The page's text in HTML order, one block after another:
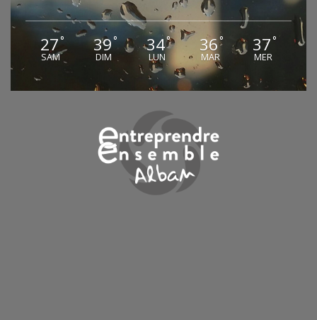
27°
SAM
39°
DIM
34°
LUN
36 °
MAR
37°
MER